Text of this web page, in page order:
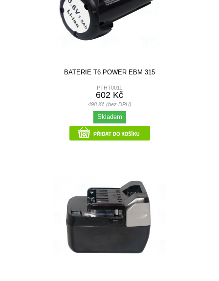
BATERIE T6 POWER EBM 315
PTHT0011
602 Kč
498 Kč (bez DPH)
Skladem